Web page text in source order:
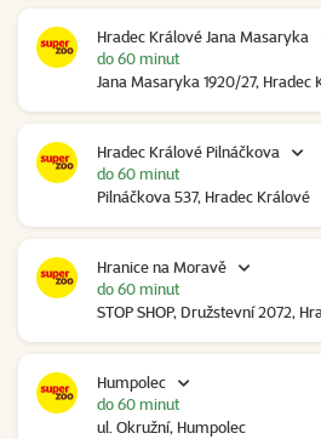
Hradec Králové Jana Masaryka
Jana Masaryka 1920/27, Hradec
do 60 minut
Hradec Králové Pilnáčkova
Pilnáčkova 537, Hradec Králové
do 60 minut
Hranice na Moravě
STOP SHOP, Družstevní 2072,
do 60 minut
Humpolec
ul. Okružní, Humpolec
do 60 minut